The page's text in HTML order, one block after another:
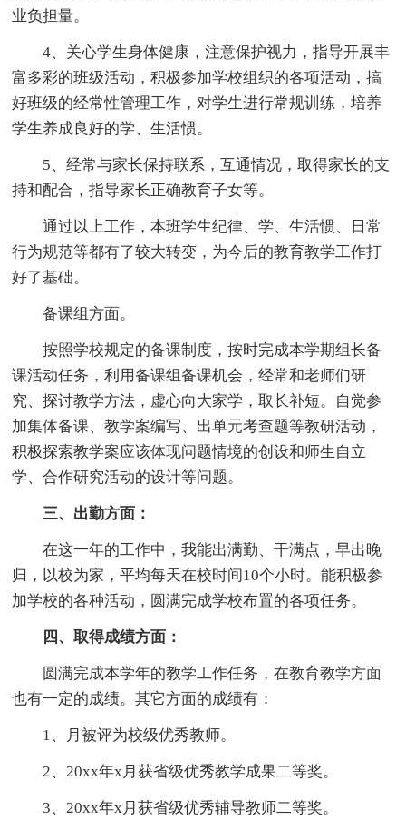
业负担量。
4、关心学生身体健康，注意保护视力，指导开展丰
富多彩的班级活动，积极参加学校组织的各项活动，搞
好班级的经常性管理工作，对学生进行常规训练，培养
学生养成良好的学、生活惯。
5、经常与家长保持联系，互通情况，取得家长的支
持和配合，指导家长正确教育子女等。
通过以上工作，本班学生纪律、学、生活惯、日常
行为规范等都有了较大转变，为今后的教育教学工作打
好了基础。
备课组方面。
按照学校规定的备课制度，按时完成本学期组长备
课活动任务，利用备课组备课机会，经常和老师们研
究、探讨教学方法，虚心向大家学，取长补短。自觉参
加集体备课、教学案编写、出单元考查题等教研活动，
积极探索教学案应该体现问题情境的创设和师生自立
学、合作研究活动的设计等问题。
三、出勤方面：
在这一年的工作中，我能出满勤、干满点，早出晚
归，以校为家，平均每天在校时间10个小时。能积极参
加学校的各种活动，圆满完成学校布置的各项任务。
四、取得成绩方面：
圆满完成本学年的教学工作任务，在教育教学方面
也有一定的成绩。其它方面的成绩有：
1、月被评为校级优秀教师。
2、20xx年x月获省级优秀教学成果二等奖。
3、20xx年x月获省级优秀辅导教师二等奖。